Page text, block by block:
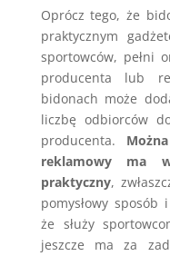
Oprócz tego, że
praktycznym
sportowców, pełni
producenta lub
bidonach może
liczbę odbiorców
producenta.
reklamowy ma
praktyczny,
pomysłowy
że służy
jeszcze ma za